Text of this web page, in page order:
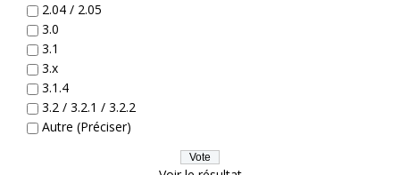
2.04 / 2.05
3.0
3.1
3.x
3.1.4
3.2 / 3.2.1 / 3.2.2
Autre (Préciser)